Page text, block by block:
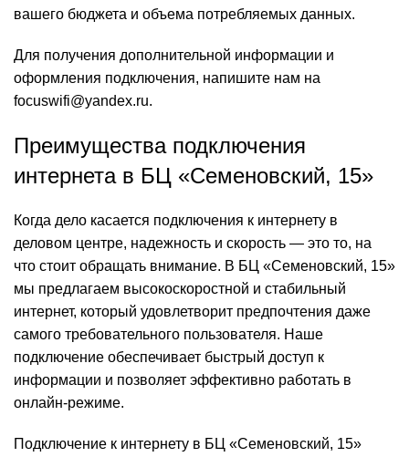
вашего бюджета и объема потребляемых данных.
Для получения дополнительной информации и
оформления подключения, напишите нам на
focuswifi@yandex.ru.
Преимущества подключения
интернета в БЦ «Семеновский, 15»
Когда дело касается подключения к интернету в
деловом центре, надежность и скорость — это то, на
что стоит обращать внимание. В БЦ «Семеновский, 15»
мы предлагаем высокоскоростной и стабильный
интернет, который удовлетворит предпочтения даже
самого требовательного пользователя. Наше
подключение обеспечивает быстрый доступ к
информации и позволяет эффективно работать в
онлайн-режиме.
Подключение к интернету в БЦ «Семеновский, 15»